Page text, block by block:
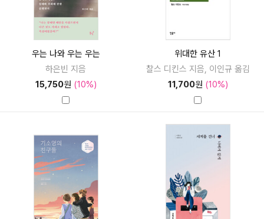
우는 나와 우는 우는
하은빈 지음
15,750원 (10%)
위대한 유산 1
찰스 디킨스 지음, 이인규 옮김
11,700원 (10%)